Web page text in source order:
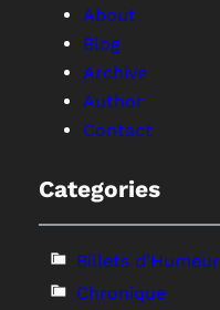
About
Blog
Archive
Author
Contact
Categories
Billets d'Humeur
Chronique